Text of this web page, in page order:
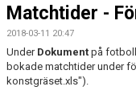
HEM
KALENDER
TRÄNINGSTIDER 2026
Matchtider -
2018-03-11 20:47
Under Dokument på
bokade matchtider under
konstgräset.xls").